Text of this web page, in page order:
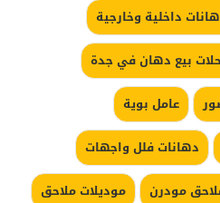
داخلية وخارجية
بيع دهان في جدة
عامل بوية
دهانات فلل واجهات
مودرن
موديلات ملاحق